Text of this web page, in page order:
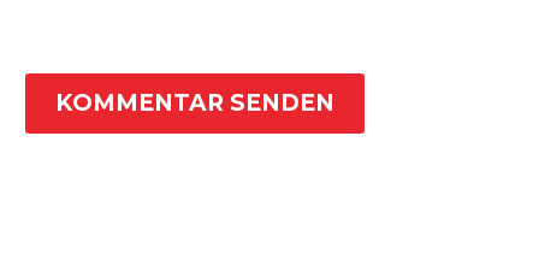
KOMMENTAR SENDEN